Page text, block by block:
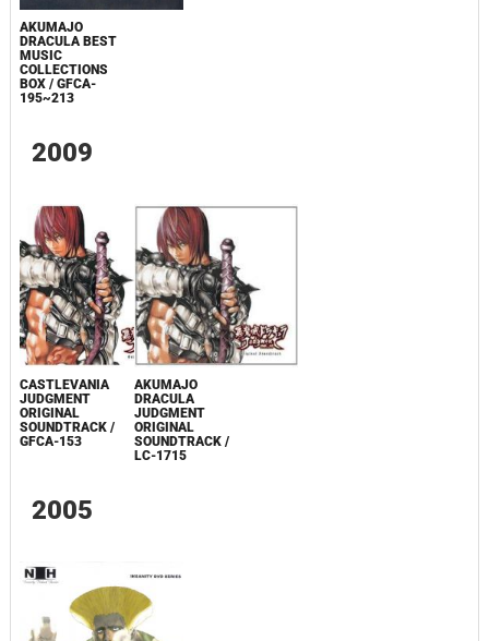
AKUMAJO
DRACULA BEST
MUSIC
COLLECTIONS
BOX / GFCA-
195~213
2009
CASTLEVANIA
JUDGMENT
ORIGINAL
SOUNDTRACK /
GFCA-153
AKUMAJO
DRACULA
JUDGMENT
ORIGINAL
SOUNDTRACK /
LC-1715
2005